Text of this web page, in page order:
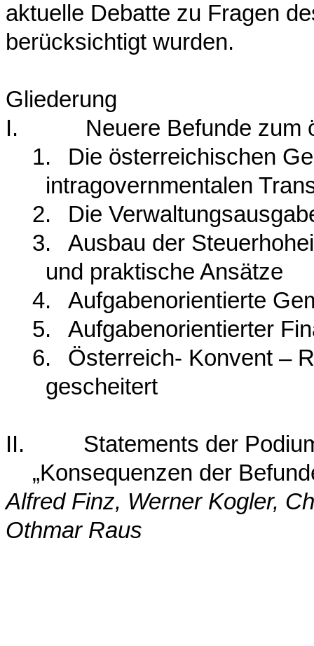
aktuelle Debatte zu Fragen
berücksichtigt wurden.
Gliederung
I.
Neuere Befunde zum
1.
Die österreichischen
intragovernmentalen
2.
Die
3.
Ausbau der
und praktische Ansätze
4.
Aufgabenorientierte
5.
Aufgabenorientierter
6.
Österreich- Konvent –
gescheitert
II.
Statements der
„Konsequenzen der
Alfred Finz, Werner Kogler,
Othmar Raus